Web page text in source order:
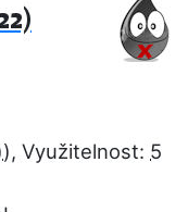
, Využitelnost: 5